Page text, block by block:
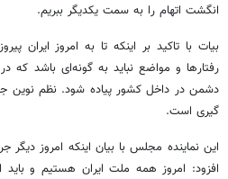
انگشت اتهام را به سمت یکدیگر ببریم.
بیات با تاکید بر اینکه تا به امروز
رفتارها و مواضع نباید به گونه‌ای باشد که
دشمن در داخل کشور پیاده شود. نظم نوین
گیری است.
این نماینده مجلس با بیان اینکه امروز
افزود: امروز همه ملت ایران هستیم و باید